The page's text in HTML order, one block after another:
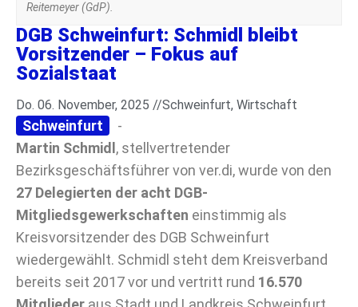
Reitemeyer (GdP).
DGB Schweinfurt: Schmidl bleibt
Vorsitzender – Fokus auf
Sozialstaat
Do. 06. November, 2025 //Schweinfurt, Wirtschaft
Schweinfurt
-
Martin Schmidl , stellvertretender
Bezirksgeschäftsführer von ver.di, wurde von den
27 Delegierten der acht DGB-
Mitgliedsgewerkschaften einstimmig als
Kreisvorsitzender des DGB Schweinfurt
wiedergewählt. Schmidl steht dem Kreisverband
bereits seit 2017 vor und vertritt rund 16.570